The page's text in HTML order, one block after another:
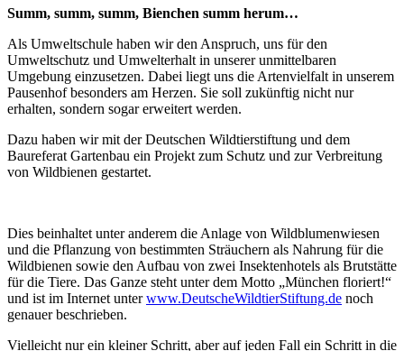
Summ, summ, summ, Bienchen summ herum…
Als Umweltschule haben wir den Anspruch, uns für den
Umweltschutz und Umwelterhalt in unserer unmittelbaren
Umgebung einzusetzen. Dabei liegt uns die Artenvielfalt in unserem
Pausenhof besonders am Herzen. Sie soll zukünftig nicht nur
erhalten, sondern sogar erweitert werden.
Dazu haben wir mit der Deutschen Wildtierstiftung und dem
Baureferat Gartenbau ein Projekt zum Schutz und zur Verbreitung
von Wildbienen gestartet.
Dies beinhaltet unter anderem die Anlage von Wildblumenwiesen
und die Pflanzung von bestimmten Sträuchern als Nahrung für die
Wildbienen sowie den Aufbau von zwei Insektenhotels als Brutstätte
für die Tiere. Das Ganze steht unter dem Motto „München floriert!“
und ist im Internet unterwww.DeutscheWildtierStiftung.de noch
genauer beschrieben.
Vielleicht nur ein kleiner Schritt, aber auf jeden Fall ein Schritt in die